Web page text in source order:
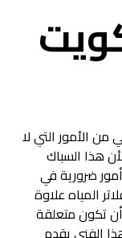
الأمور التي لا
هذا السباك
ضرورية في
المياه علاوة
تكون متعلقة
الفني يقدم